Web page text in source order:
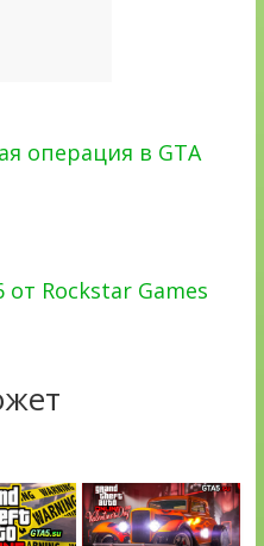
операция в GTA
Rockstar Games